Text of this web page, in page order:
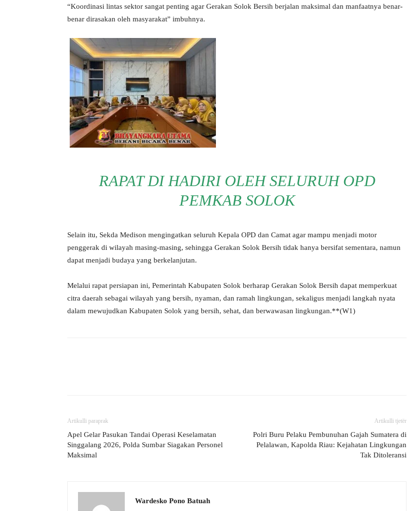
“Koordinasi lintas sektor sangat penting agar Gerakan Solok Bersih berjalan maksimal dan manfaatnya benar-
benar dirasakan oleh masyarakat” imbuhnya.
RAPAT DI HADIRI OLEH SELURUH OPD
PEMKAB SOLOK
Selain itu, Sekda Medison mengingatkan seluruh Kepala OPD dan Camat agar mampu menjadi motor
penggerak di wilayah masing-masing, sehingga Gerakan Solok Bersih tidak hanya bersifat sementara, namun
dapat menjadi budaya yang berkelanjutan.
Melalui rapat persiapan ini, Pemerintah Kabupaten Solok berharap Gerakan Solok Bersih dapat memperkuat
citra daerah sebagai wilayah yang bersih, nyaman, dan ramah lingkungan, sekaligus menjadi langkah nyata
dalam mewujudkan Kabupaten Solok yang bersih, sehat, dan berwawasan lingkungan.**(W1)
Artikulli paraprak
Apel Gelar Pasukan Tandai Operasi Keselamatan
Singgalang 2026, Polda Sumbar Siagakan Personel
Maksimal
Artikulli tjetër
Polri Buru Pelaku Pembunuhan Gajah Sumatera di
Pelalawan, Kapolda Riau: Kejahatan Lingkungan
Tak Ditoleransi
Wardesko Pono Batuah